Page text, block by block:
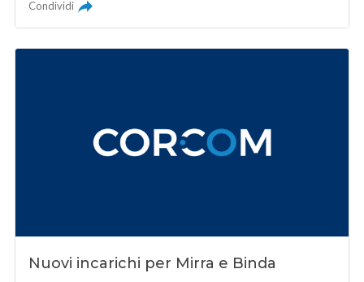
Condividi
Nuovi incarichi per Mirra e Binda